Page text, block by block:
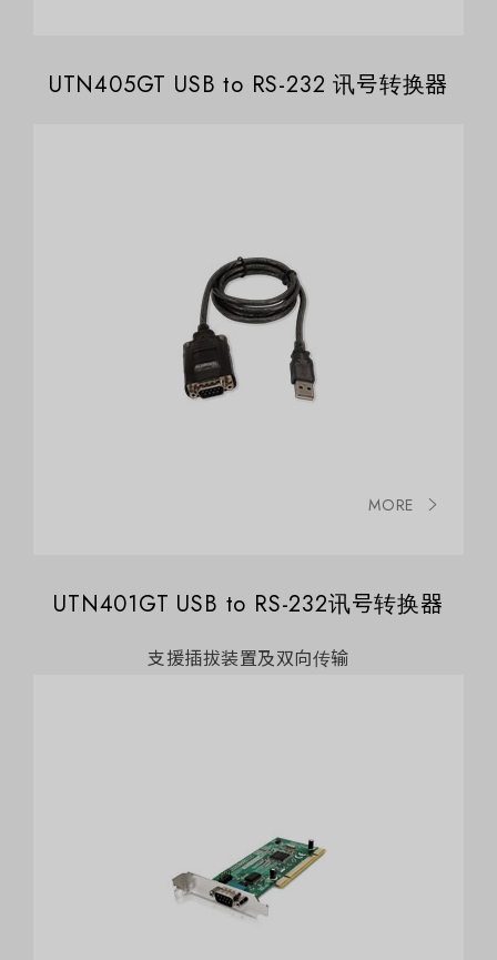
UTN405GT USB to RS-232 讯号转换器
MORE
UTN401GT USB to RS-232讯号转换器
支援插拔装置及双向传输